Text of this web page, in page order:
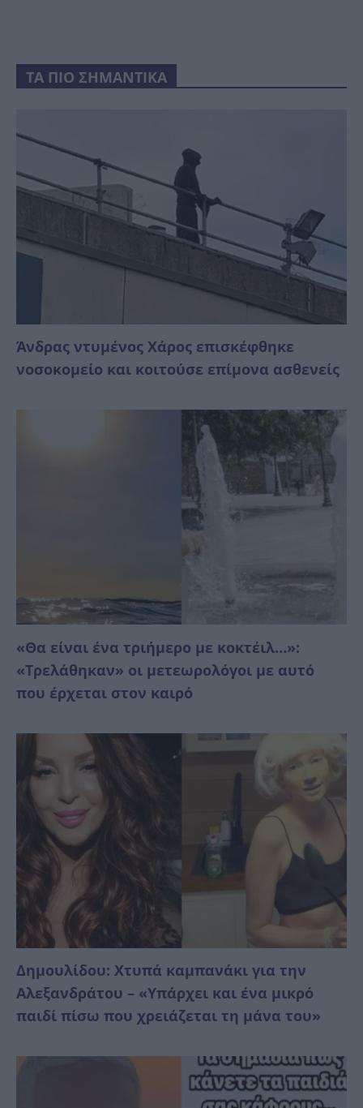
ΤΑ ΠΙΟ ΣΗΜΑΝΤΙΚΑ
Άνδρας ντυμένος Χάρος επισκέφθηκε
νοσοκομείο και κοιτούσε επίμονα ασθενείς
«Θα είναι ένα τριήμερο με κοκτέιλ…»:
«Τρελάθηκαν» οι μετεωρολόγοι με αυτό
που έρχεται στον καιρό
Δημουλίδου: Χτυπά καμπανάκι για την
Αλεξανδράτου – «Υπάρχει και ένα μικρό
παιδί πίσω που χρειάζεται τη μάνα του»